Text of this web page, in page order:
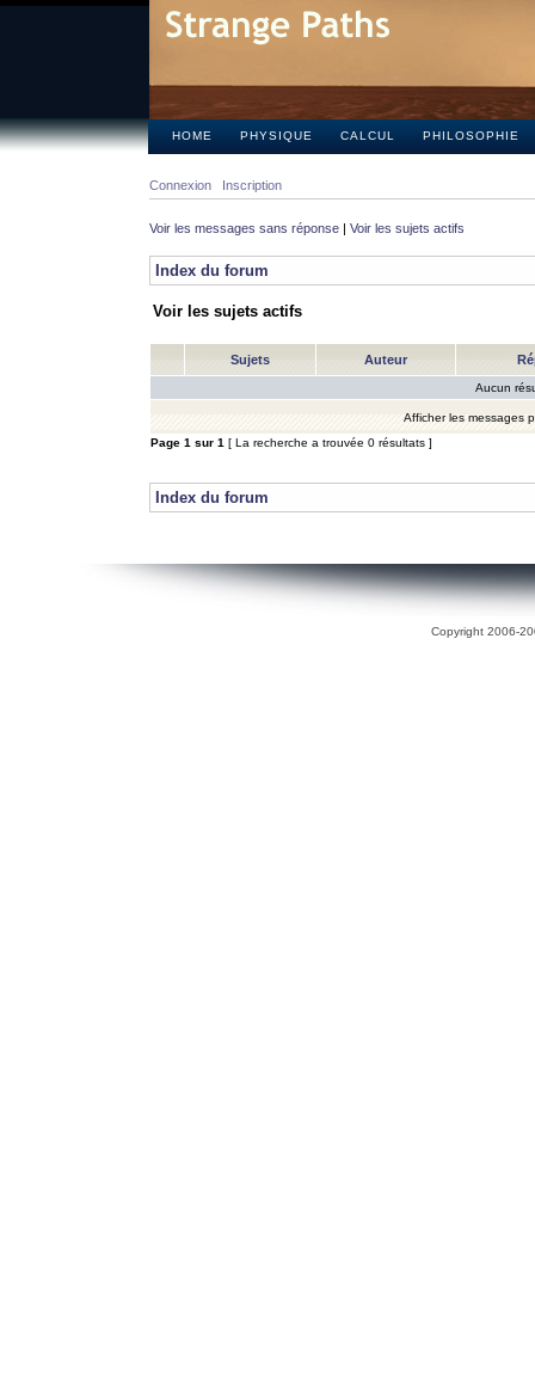
HOME PHYSIQUE CALCUL PHILOSOPHIE
Connexion Inscription
Voir les messages sans réponse | Voir les sujets actifs
Index du forum
Voir les sujets actifs
Sujets Auteur
Aucun
Afficher les messages
Page 1 sur 1 [ La recherche a trouvée 0 résultats ]
Index du forum
Copyright 2006-